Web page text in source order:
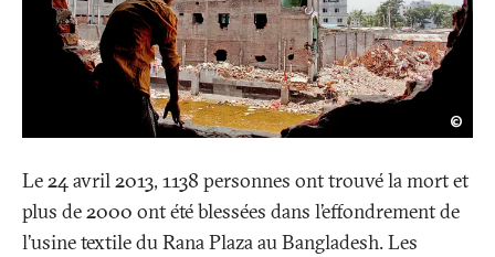
©
Le 24 avril 2013, 1138 personnes ont trouvé la mort et
plus de 2000 ont été blessées dans l’effondrement de
l’usine textile du Rana Plaza au Bangladesh. Les